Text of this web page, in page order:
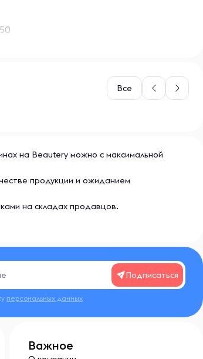
Все
на Beautery можно с максимальной
продукции и ожиданием
на складах продавцов.
Подписаться
персональных данных
Важное